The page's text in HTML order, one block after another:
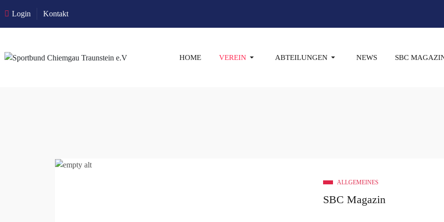
Login Kontakt
HOME VEREIN ABTEILUNGEN NEWS SBC
ALLGEMEINES
SBC Magazin